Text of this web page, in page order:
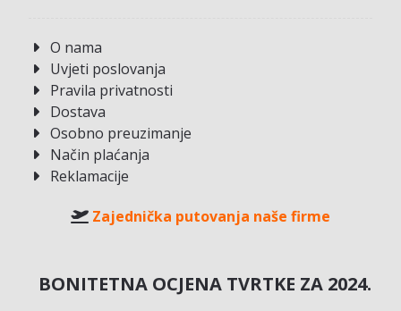
O nama
Uvjeti poslovanja
Pravila privatnosti
Dostava
Osobno preuzimanje
Način plaćanja
Reklamacije
Zajednička putovanja naše firme
BONITETNA OCJENA TVRTKE ZA 2024.